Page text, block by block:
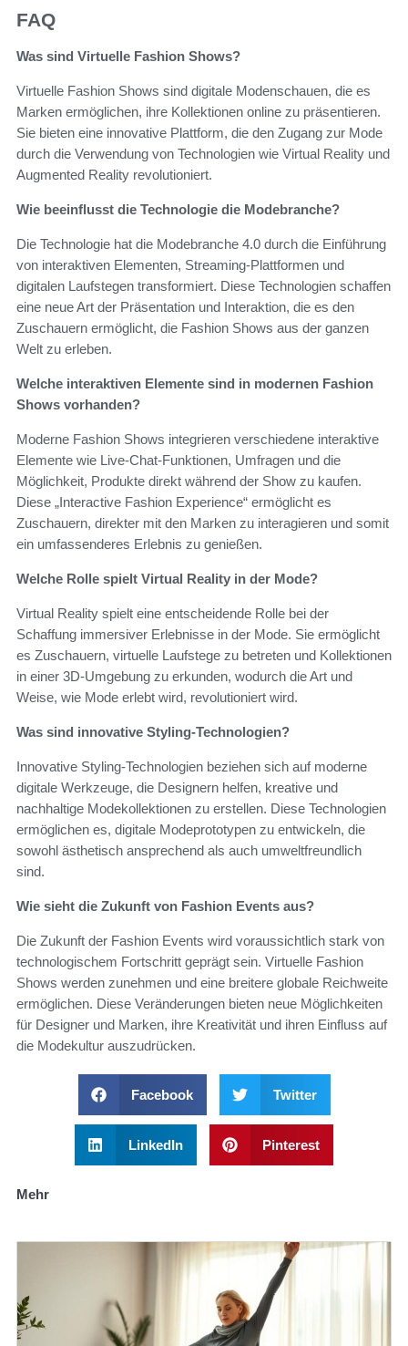
FAQ
Was sind Virtuelle Fashion Shows?
Virtuelle Fashion Shows sind digitale Modenschauen, die es
Marken ermöglichen, ihre Kollektionen online zu präsentieren.
Sie bieten eine innovative Plattform, die den Zugang zur Mode
durch die Verwendung von Technologien wie Virtual Reality und
Augmented Reality revolutioniert.
Wie beeinflusst die Technologie die Modebranche?
Die Technologie hat die Modebranche 4.0 durch die Einführung
von interaktiven Elementen, Streaming-Plattformen und
digitalen Laufstegen transformiert. Diese Technologien schaffen
eine neue Art der Präsentation und Interaktion, die es den
Zuschauern ermöglicht, die Fashion Shows aus der ganzen
Welt zu erleben.
Welche interaktiven Elemente sind in modernen Fashion
Shows vorhanden?
Moderne Fashion Shows integrieren verschiedene interaktive
Elemente wie Live-Chat-Funktionen, Umfragen und die
Möglichkeit, Produkte direkt während der Show zu kaufen.
Diese „Interactive Fashion Experience“ ermöglicht es
Zuschauern, direkter mit den Marken zu interagieren und somit
ein umfassenderes Erlebnis zu genießen.
Welche Rolle spielt Virtual Reality in der Mode?
Virtual Reality spielt eine entscheidende Rolle bei der
Schaffung immersiver Erlebnisse in der Mode. Sie ermöglicht
es Zuschauern, virtuelle Laufstege zu betreten und Kollektionen
in einer 3D-Umgebung zu erkunden, wodurch die Art und
Weise, wie Mode erlebt wird, revolutioniert wird.
Was sind innovative Styling-Technologien?
Innovative Styling-Technologien beziehen sich auf moderne
digitale Werkzeuge, die Designern helfen, kreative und
nachhaltige Modekollektionen zu erstellen. Diese Technologien
ermöglichen es, digitale Modeprototypen zu entwickeln, die
sowohl ästhetisch ansprechend als auch umweltfreundlich
sind.
Wie sieht die Zukunft von Fashion Events aus?
Die Zukunft der Fashion Events wird voraussichtlich stark von
technologischem Fortschritt geprägt sein. Virtuelle Fashion
Shows werden zunehmen und eine breitere globale Reichweite
ermöglichen. Diese Veränderungen bieten neue Möglichkeiten
für Designer und Marken, ihre Kreativität und ihren Einfluss auf
die Modekultur auszudrücken.
Facebook Twitter
LinkedIn Pinterest
Mehr